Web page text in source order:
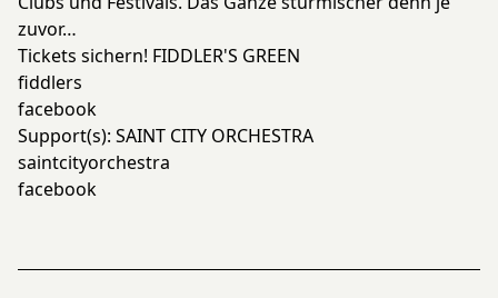
zuvor…
Tickets sichern! FIDDLER'S GREEN
fiddlers
facebook
Support(s): SAINT CITY ORCHESTRA
saintcityorchestra
facebook